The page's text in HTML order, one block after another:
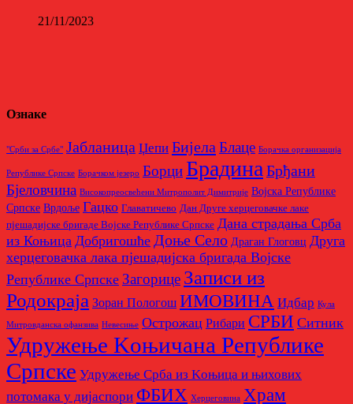
21/11/2023
Ознаке
"Срби за Србе" Јабланица Џепи Бијела Блаце Борачкa организацијa
Републике Српске Борачком језеро Борци Брадина Брђани
Бјеловчина Високопреосвећени Митрополит Димитрије Војска Републике
Српске Врдоље Гацко Главатичево Дан Друге херцеговачке лаке
пјешадијске бригаде Војске Републике Српске Дана страдања Срба
из Коњица Добригошће Доње Село Драган Глоговц Друга
херцеговачка лака пјешадијска бригада Војске
Републике Српске Загорице Записи из
Родoкраја Зоран Пологош ИМОВИНА Идбар Кула
Митровданска офанзива Невесињe Острожац Рибари СРБИ Ситник
Удружење Kоњичана Републике
Српске Удружење Срба из Kоњица и њихових
потомака у дијаспори ФБИХ Херцеговина Храм